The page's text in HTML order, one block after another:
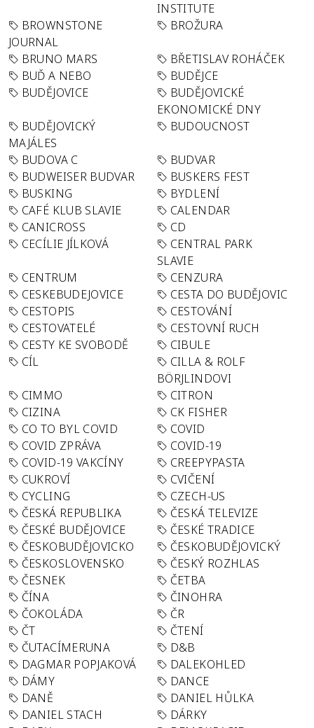
INSTITUTE
BROWNSTONE
JOURNAL
BROŽURA
BRUNO MARS
BŘETISLAV ROHÁČEK
BUĎ A NEBO
BUDĚJCE
BUDĚJOVICE
BUDĚJOVICKÉ
EKONOMICKÉ DNY
BUDĚJOVICKÝ
MAJÁLES
BUDOUCNOST
BUDOVA C
BUDVAR
BUDWEISER BUDVAR
BUSKERS FEST
BUSKING
BYDLENÍ
CAFÉ KLUB SLAVIE
CALENDAR
CANICROSS
CD
CECÍLIE JÍLKOVÁ
CENTRAL PARK
SLAVIE
CENTRUM
CENZURA
CESKEBUDEJOVICE
CESTA DO BUDĚJOVIC
CESTOPIS
CESTOVÁNÍ
CESTOVATELÉ
CESTOVNÍ RUCH
CESTY KE SVOBODĚ
CIBULE
CÍL
CILLA & ROLF
BÖRJLINDOVI
CIMMO
CITRON
CIZINA
CK FISHER
CO TO BYL COVID
COVID
COVID ZPRÁVA
COVID-19
COVID-19 VAKCÍNY
CREEPYPASTA
CUKROVÍ
CVIČENÍ
CYCLING
CZECH-US
ČESKÁ REPUBLIKA
ČESKÁ TELEVIZE
ČESKÉ BUDĚJOVICE
ČESKÉ TRADICE
ČESKOBUDĚJOVICKO
ČESKOBUDĚJOVICKÝ
ČESKOSLOVENSKO
ČESKÝ ROZHLAS
ČESNEK
ČETBA
ČÍNA
ČINOHRA
ČOKOLÁDA
ČR
ČT
ČTENÍ
ČUTACÍMERUNA
D&B
DAGMAR POPJAKOVÁ
DALEKOHLED
DÁMY
DANCE
DANĚ
DANIEL HŮLKA
DANIEL STACH
DÁRKY